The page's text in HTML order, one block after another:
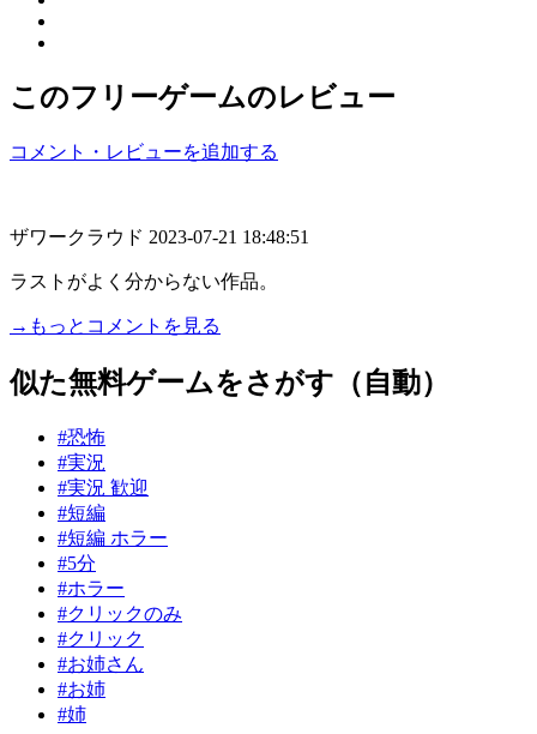
このフリーゲームのレビュー
コメント・レビューを追加する
ザワークラウド 2023-07-21 18:48:51
ラストがよく分からない作品。
→もっとコメントを見る
似た無料ゲームをさがす（自動）
#恐怖
#実況
#実況 歓迎
#短編
#短編 ホラー
#5分
#ホラー
#クリックのみ
#クリック
#お姉さん
#お姉
#姉